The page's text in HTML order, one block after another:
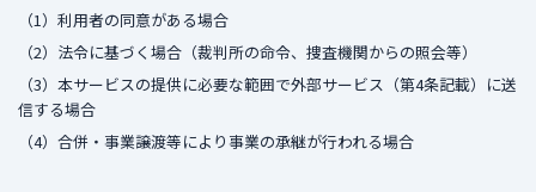
（1）利用者の同意がある場合
（2）法令に基づく場合（裁判所の命令、捜査機関からの照会等）
（3）本サービスの提供に必要な範囲で外部サービス（第4条記載）に送
信する場合
（4）合併・事業譲渡等により事業の承継が行われる場合